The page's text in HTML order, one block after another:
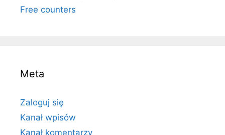
Free counters
Meta
Zaloguj się
Kanał wpisów
Kanał komentarzy